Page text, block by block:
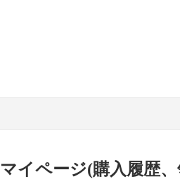
マイページ(購入履歴